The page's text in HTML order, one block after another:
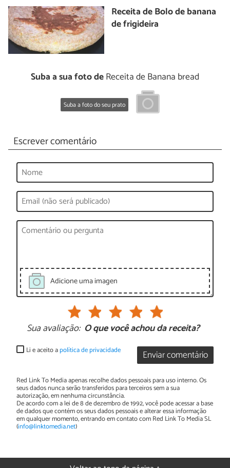
Receita de Bolo de banana
de frigideira
Suba a sua foto deReceita de Banana bread
Suba a foto do seu prato
Escrever comentário
Adicione uma imagen
Sua avaliação: O que você achou da receita?
Enviar comentário
Li e aceito apolítica de privacidade
Red Link To Media apenas recolhe dados pessoais para uso interno. Os
seus dados nunca serão transferidos para terceiros sem a sua
autorização, em nenhuma circunstância.
De acordo com a lei de 8 de dezembro de 1992, você pode acessar a base
de dados que contém os seus dados pessoais e alterar essa informação
em qualquer momento, entrando em contato com Red Link To Media SL
(info@linktomedia.net)